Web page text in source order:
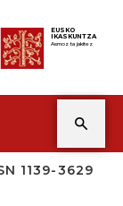
EUSKO
IKASKUNTZA
Asmoz ta jakitez
1139-3629